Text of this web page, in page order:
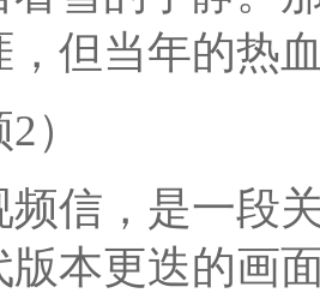
，但当年的热
，是一段关
版本更迭的画